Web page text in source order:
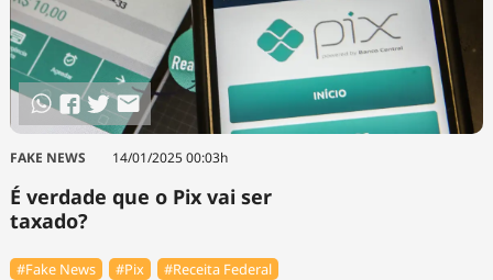
FAKE NEWS 14/01/2025 00:03h
É verdade que o Pix vai ser
taxado?
#Fake News #Pix #Receita Federal